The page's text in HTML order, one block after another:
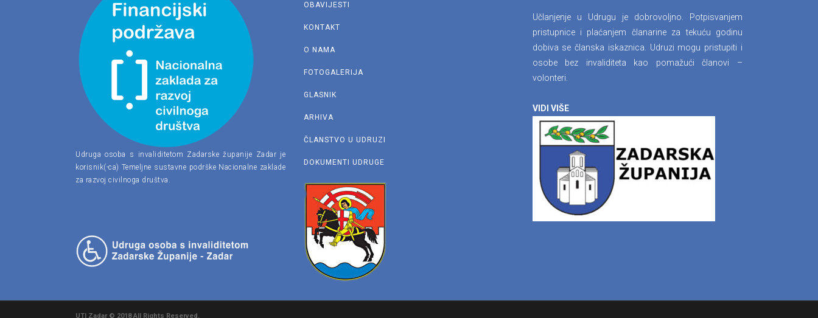
Udruga osoba s invaliditetom Zadarske županije Zadar je
korisnik(-ca) Temeljne sustavne podrške Nacionalne zaklade
za razvoj civilnoga društva.
OBAVIJESTI
KONTAKT
O NAMA
FOTOGALERIJA
GLASNIK
ARHIVA
ČLANSTVO U UDRUZI
DOKUMENTI UDRUGE
Učlanjenje u Udrugu je dobrovoljno. Potpisvanjem
pristupnice i plaćanjem članarine za tekuću godinu
dobiva se članska iskaznica. Udruzi mogu pristupiti i
osobe bez invaliditeta kao pomažući članovi –
volonteri.
VIDI VIŠE
UTI Zadar © 2018 All Rights Reserved.